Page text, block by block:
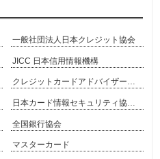
一般社団法人日本クレジット協会
JICC 日本信用情報機構
クレジットカードアドバイザー協会
日本カード情報セキュリティ協議会
全国銀行協会
マスターカード